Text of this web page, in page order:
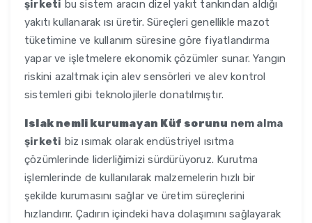
şirketi bu sistem aracın dizel yakıt tankından aldığı
yakıtı kullanarak ısı üretir. Süreçleri genellikle mazot
tüketimine ve kullanım süresine göre fiyatlandırma
yapar ve işletmelere ekonomik çözümler sunar. Yangın
riskini azaltmak için alev sensörleri ve alev kontrol
sistemleri gibi teknolojilerle donatılmıştır.
Islak nemli kurumayan Küf sorunu nem alma
şirketi biz ısımak olarak endüstriyel ısıtma
çözümlerinde liderliğimizi sürdürüyoruz. Kurutma
işlemlerinde de kullanılarak malzemelerin hızlı bir
şekilde kurumasını sağlar ve üretim süreçlerini
hızlandırır. Çadırın içindeki hava dolaşımını sağlayarak